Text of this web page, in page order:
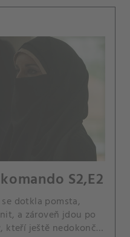
S2,E2
dotkla pomsta,
a zároveň jdou po
kteří ještě nedokončili